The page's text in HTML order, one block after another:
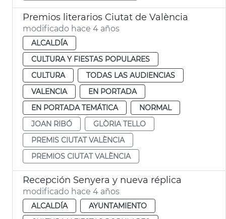
Premios literarios Ciutat de València
modificado hace 4 años
ALCALDÍA
CULTURA Y FIESTAS POPULARES
CULTURA
TODAS LAS AUDIENCIAS
VALENCIA
EN PORTADA
EN PORTADA TEMÁTICA
NORMAL
JOAN RIBÓ
GLÒRIA TELLO
PREMIS CIUTAT VALÈNCIA
PREMIOS CIUTAT VALÈNCIA
Recepción Senyera y nueva réplica
modificado hace 4 años
ALCALDÍA
AYUNTAMIENTO